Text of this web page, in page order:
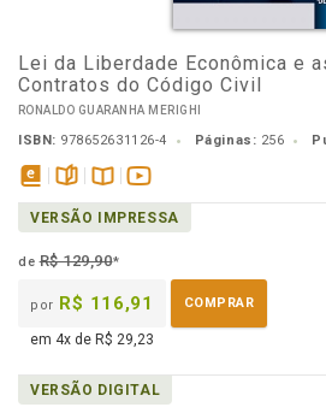
Lei da Liberdade Econômica e
Contratos do Código Civil
RONALDO GUARANHA MERIGHI
ISBN: 978652631126-4 Páginas: 256
disponível
em
páginasDisponível
na
vídeo
da
VERSÃO IMPRESSA
deR$ 129,90*
por R$ 116,91 COMPRAR
em 4x de R$ 29,23
VERSÃO DIGITAL